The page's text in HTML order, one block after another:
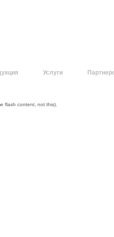
Услуги
flash content, not this).